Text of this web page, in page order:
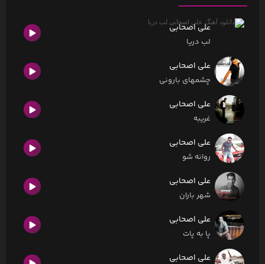
علی اصحابی
لب دریا
علی اصحابی
چشمهای بارونی
علی اصحابی
غریبه
علی اصحابی
روانه شو
علی اصحابی
شهر باران
علی اصحابی
پا به پات
علی اصحابی